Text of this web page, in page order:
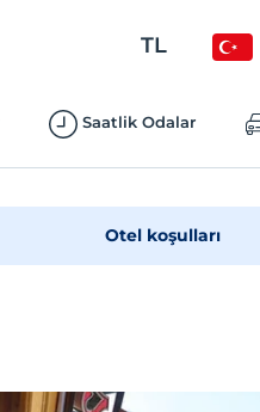
TL
Saatlik Odalar
Otel koşulları